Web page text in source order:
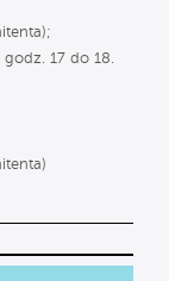
17 do 18.